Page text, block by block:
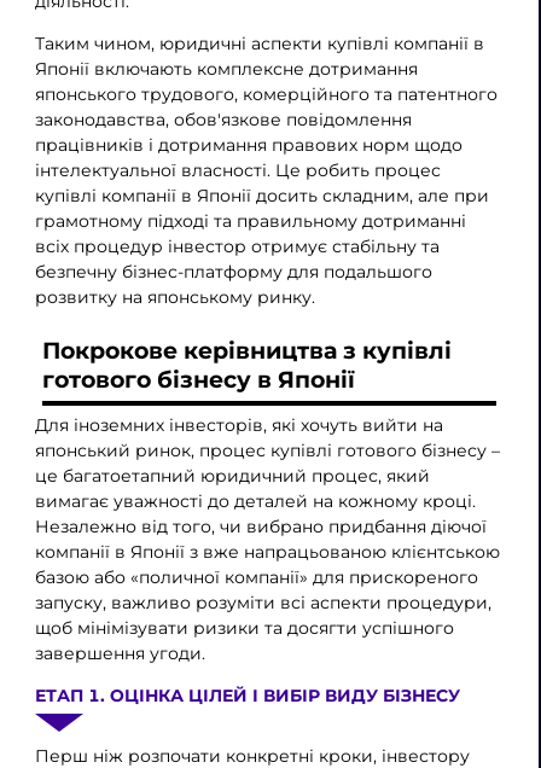
Таким чином, юридичні аспекти купівлі компанії в
Японії включають комплексне дотримання
японського трудового, комерційного та патентного
законодавства, обов'язкове повідомлення
працівників і дотримання правових норм щодо
інтелектуальної власності. Це робить процес
купівлі компанії в Японії досить складним, але при
грамотному підході та правильному дотриманні
всіх процедур інвестор отримує стабільну та
безпечну бізнес-платформу для подальшого
розвитку на японському ринку.
Покрокове керівництва з купівлі
готового бізнесу в Японії
Для іноземних інвесторів, які хочуть вийти на
японський ринок, процес купівлі готового бізнесу –
це багатоетапний юридичний процес, який
вимагає уважності до деталей на кожному кроці.
Незалежно від того, чи вибрано придбання діючої
компанії в Японії з вже напрацьованою клієнтською
базою або «поличної компанії» для прискореного
запуску, важливо розуміти всі аспекти процедури,
щоб мінімізувати ризики та досягти успішного
завершення угоди.
ЕТАП 1. ОЦІНКА ЦІЛЕЙ І ВИБІР ВИДУ БІЗНЕСУ
Перш ніж розпочати конкретні кроки, інвестору